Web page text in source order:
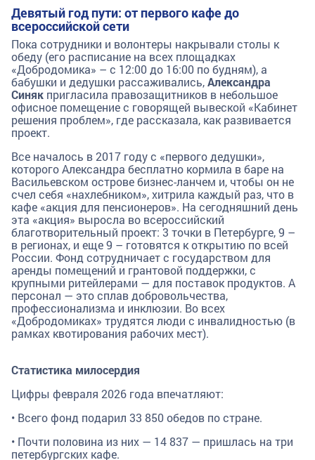
Девятый год пути: от первого кафе до
всероссийской сети
Пока сотрудники и волонтеры накрывали столы к
обеду (его расписание на всех площадках
«Добродомика» – с 12:00 до 16:00 по будням), а
бабушки и дедушки рассаживались,Александра
Синяк пригласила правозащитников в небольшое
офисное помещение с говорящей вывеской «Кабинет
решения проблем», где рассказала, как развивается
проект.
Все началось в 2017 году с «первого дедушки»,
которого Александра бесплатно кормила в баре на
Васильевском острове бизнес-ланчем и, чтобы он не
счел себя «нахлебником», хитрила каждый раз, что в
кафе «акция для пенсионеров». На сегодняшний день
эта «акция» выросла во всероссийский
благотворительный проект: 3 точки в Петербурге, 9 –
в регионах, и еще 9 – готовятся к открытию по всей
России. Фонд сотрудничает с государством для
аренды помещений и грантовой поддержки, с
крупными ритейлерами — для поставок продуктов. А
персонал — это сплав добровольчества,
профессионализма и инклюзии. Во всех
«Добродомиках» трудятся люди с инвалидностью (в
рамках квотирования рабочих мест).
Статистика милосердия
Цифры февраля 2026 года впечатляют:
• Всего фонд подарил 33 850 обедов по стране.
• Почти половина из них — 14 837 — пришлась на три
петербургских кафе.